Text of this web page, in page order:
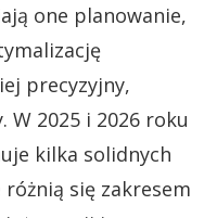
one planowanie,
precyzyjny,
W 2025 i 2026 roku
kilka solidnych
się zakresem